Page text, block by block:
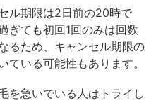
ル期限は2日前の20時で
ぎても初回1回のみは回数
るため、キャンセル期限の
いる可能性もあります。
を急いでいる人はトライし